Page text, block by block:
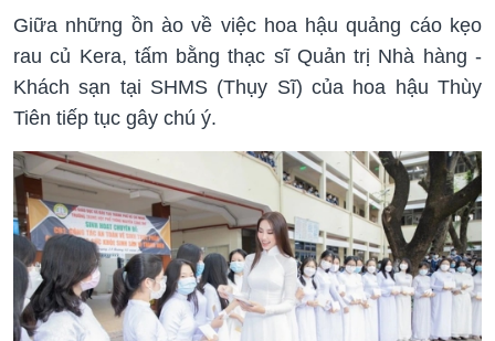
Giữa những ồn ào về việc hoa hậu quảng cáo kẹo
rau củ Kera, tấm bằng thạc sĩ Quản trị Nhà hàng -
Khách sạn tại SHMS (Thụy Sĩ) của hoa hậu Thùy
Tiên tiếp tục gây chú ý.